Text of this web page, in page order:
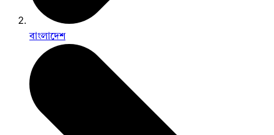
বাংলাদেশ